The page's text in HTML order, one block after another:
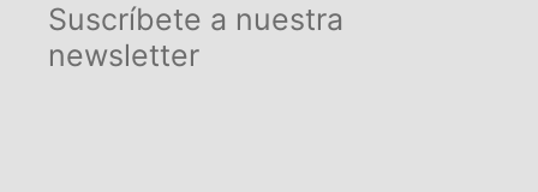
Suscríbete a nuestra
newsletter